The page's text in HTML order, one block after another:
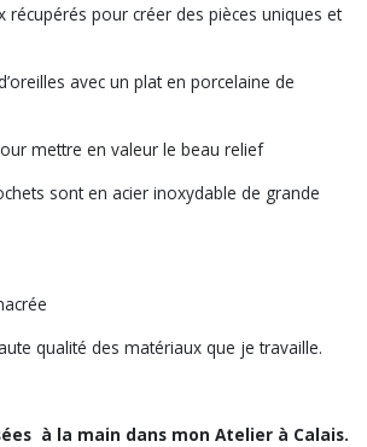
récupérés pour créer des pièces uniques et
avec un plat en porcelaine de
mettre en valeur le beau relief
sont en acier inoxydable de grande
qualité des matériaux que je travaille.
à la main dans mon Atelier à Calais.